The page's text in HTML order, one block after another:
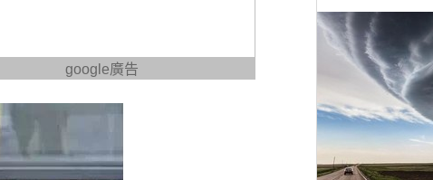
google廣告